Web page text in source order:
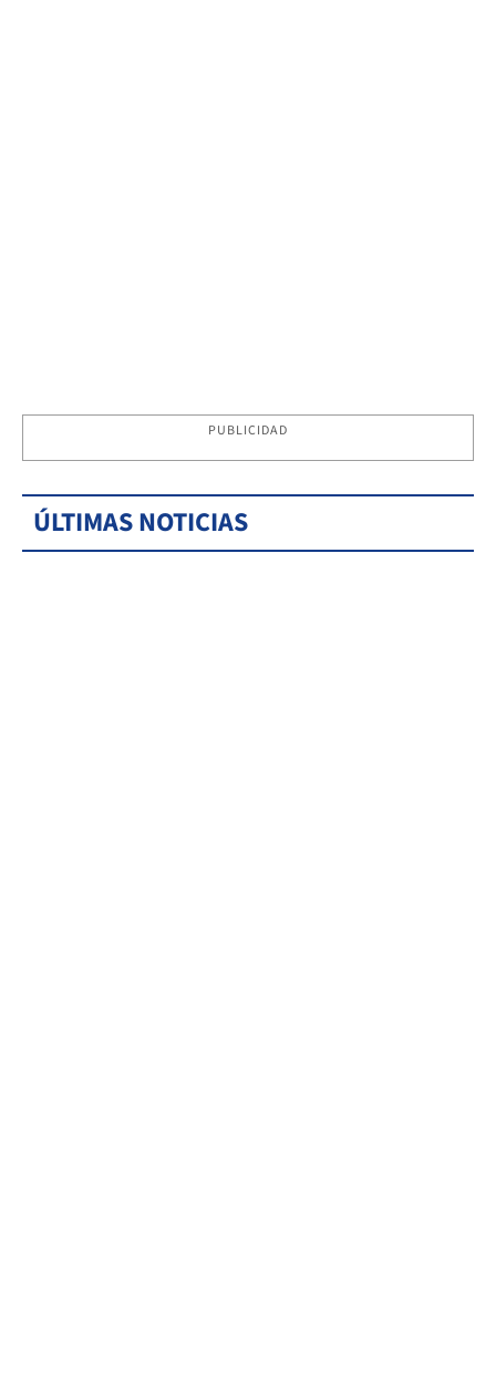
PUBLICIDAD
ÚLTIMAS NOTICIAS